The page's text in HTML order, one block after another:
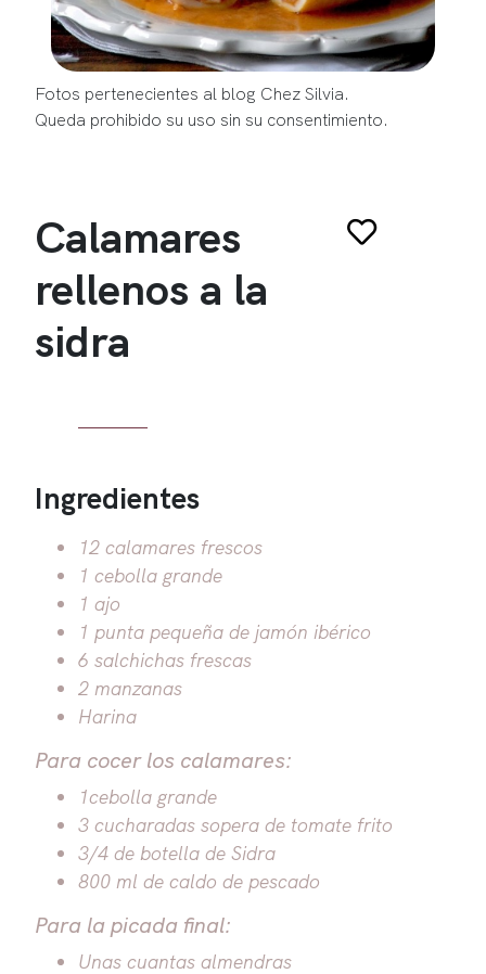
Fotos pertenecientes al blog Chez Silvia.
Queda prohibido su uso sin su consentimiento.
Calamares
rellenos a la
sidra
Ingredientes
12 calamares frescos
1 cebolla grande
1 ajo
1 punta pequeña de jamón ibérico
6 salchichas frescas
2 manzanas
Harina
Para cocer los calamares:
1cebolla grande
3 cucharadas sopera de tomate frito
3/4 de botella de Sidra
800 ml de caldo de pescado
Para la picada final:
Unas cuantas almendras